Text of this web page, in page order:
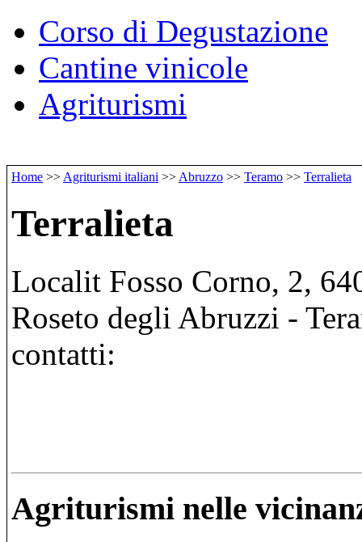
Corso di Degustazione
Cantine vinicole
Agriturismi
Home >> Agriturismi italiani >> Abruzzo >> Teramo >> Terralieta
Terralieta
Localit Fosso Corno, 2,
Roseto degli Abruzzi -
contatti:
Agriturismi nelle